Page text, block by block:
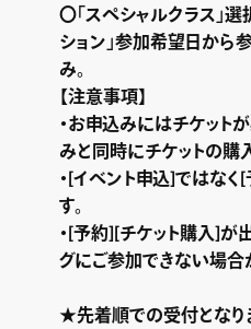
〇「スペシャルクラス」
ション」参加希望日から
み。
【注意事項】
・お申込みにはチケット
みと同時にチケットの購
・[イベント申込]ではな
す。
・[予約][チケット購入]が
グにご参加できない場合
★先着順での受付となり